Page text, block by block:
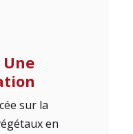
sur la
en